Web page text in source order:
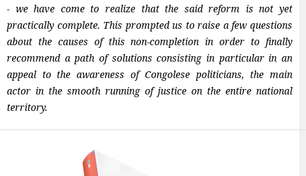
- we have come to realize that the said reform is not yet
practically complete. This prompted us to raise a few questions
about the causes of this non-completion in order to finally
recommend a path of solutions consisting in particular in an
appeal to the awareness of Congolese politicians, the main
actor in the smooth running of justice on the entire national
territory.